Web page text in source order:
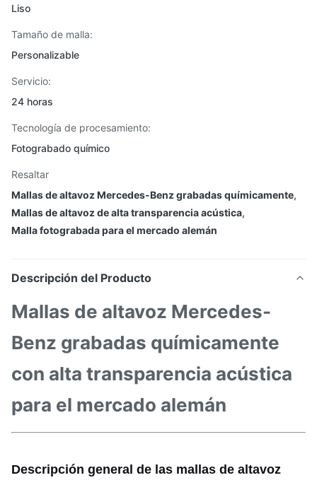
Liso
Tamaño de malla:
Personalizable
Servicio:
24 horas
Tecnología de procesamiento:
Fotograbado químico
Resaltar
Mallas de altavoz Mercedes-Benz grabadas químicamente,
Mallas de altavoz de alta transparencia acústica,
Malla fotograbada para el mercado alemán
Descripción del Producto
Mallas de altavoz Mercedes-
Benz grabadas químicamente
con alta transparencia acústica
para el mercado alemán
Descripción general de las mallas de altavoz